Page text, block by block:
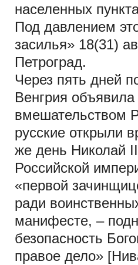
населенных
Под давлением
засилья» 18(31)
Петроград.
Через пять дней
Венгрия
вмешательством
русские открыли
же день Николай
Российской
«первой
ради
манифесте, –
безопасность
правое дело»